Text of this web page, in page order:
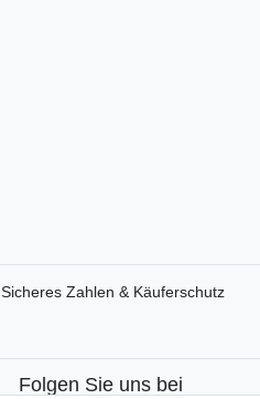
Sicheres Zahlen & Käuferschutz
Folgen Sie uns bei